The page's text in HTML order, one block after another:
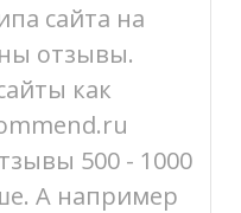
сайта на
отзывы.
как
500 - 1000
А например